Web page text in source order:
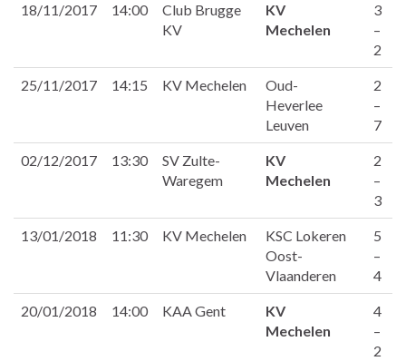
18/11/2017 14:00
Club Brugge
KV
KV
Mechelen
3
–
2
25/11/2017 14:15 KV Mechelen
Oud-
Heverlee
Leuven
2
–
7
02/12/2017 13:30
SV Zulte-
Waregem
KV
Mechelen
2
–
3
13/01/2018 11:30 KV Mechelen
KSC Lokeren
Oost-
Vlaanderen
5
–
4
20/01/2018 14:00 KAA Gent
KV
Mechelen
4
–
2